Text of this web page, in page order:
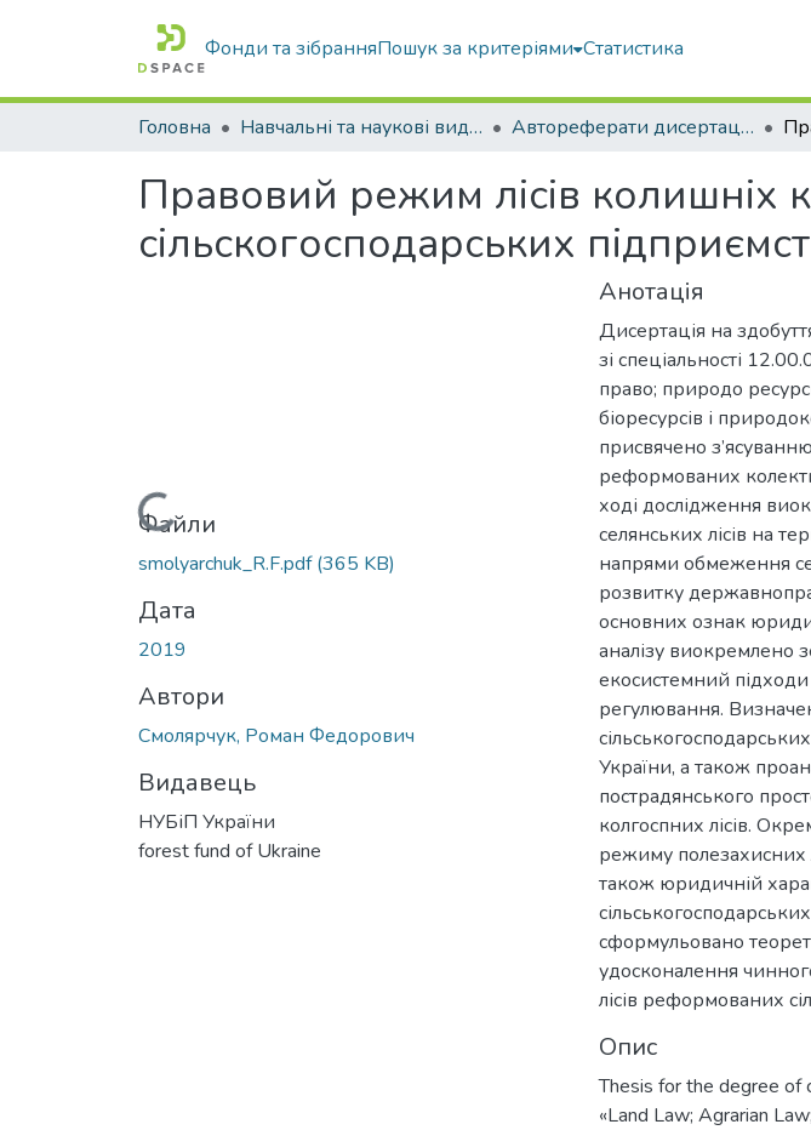
Фонди та зібранняПошук за критеріями Статистика
Головна Навчальні та наукові видання Автореферати дисертацій та дисертації
Правовий режим лісів колишніх
сільскогосподарських
Вантажиться...Файли
smolyarchuk_R.F.pdf(365 KB)
Дата
2019
Автори
Смолярчук, Роман Федорович
Видавець
НУБіП України
forest fund of Ukraine
Анотація
Дисертація на
зі спеціальності
право; природо
біоресурсів і
присвячено
реформованих
ході дослідження
селянських лісів на
напрями обмеження
розвитку
основних ознак
аналізу виокремлено
екосистемний підходи
регулювання.
України, а також
пострадянського
колгоспних лісів.
режиму полезахисних
також юридичній
сформульовано
удосконалення
лісів реформованих
Опис
Thesis for the degree of
«Land Law; Agrarian